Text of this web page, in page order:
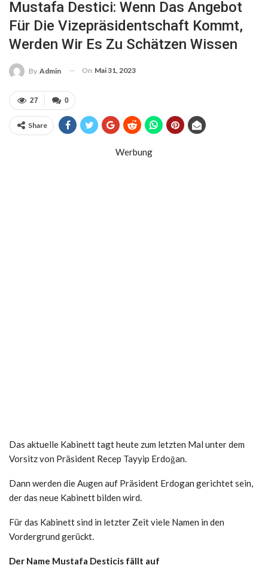
Mustafa Destici: Wenn Das Angebot
Für Die Vizepräsidentschaft Kommt,
Werden Wir Es Zu Schätzen Wissen
By Admin On Mai 31, 2023
0
27
Share
Werbung
Das aktuelle Kabinett tagt heute zum letzten Mal unter dem
Vorsitz von Präsident Recep Tayyip Erdoğan.
Dann werden die Augen auf Präsident Erdogan gerichtet sein,
der das neue Kabinett bilden wird.
Für das Kabinett sind in letzter Zeit viele Namen in den
Vordergrund gerückt.
Der Name Mustafa Desticis fällt auf